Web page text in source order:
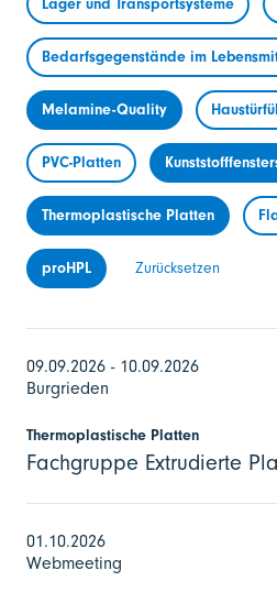
Lager und Transportsysteme
Bedarfsgegenstände im
Melamine-Quality
PVC-Platten
Thermoplastische Platten
proHPL Zurücksetzen
09.09.2026 - 10.09.2026
Burgrieden
Thermoplastische Platten
Fachgruppe Extrudierte
01.10.2026
Webmeeting